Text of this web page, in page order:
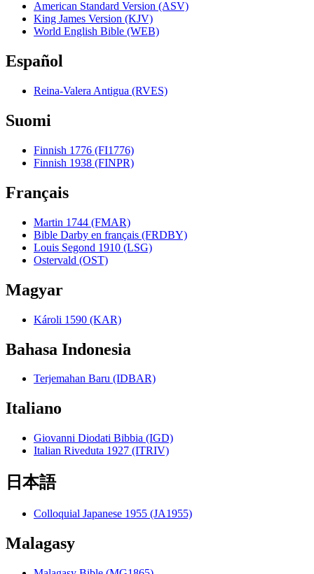
American Standard Version (ASV)
King James Version (KJV)
World English Bible (WEB)
Español
Reina-Valera Antigua (RVES)
Suomi
Finnish 1776 (FI1776)
Finnish 1938 (FINPR)
Français
Martin 1744 (FMAR)
Bible Darby en français (FRDBY)
Louis Segond 1910 (LSG)
Ostervald (OST)
Magyar
Károli 1590 (KAR)
Bahasa Indonesia
Terjemahan Baru (IDBAR)
Italiano
Giovanni Diodati Bibbia (IGD)
Italian Riveduta 1927 (ITRIV)
日本語
Colloquial Japanese 1955 (JA1955)
Malagasy